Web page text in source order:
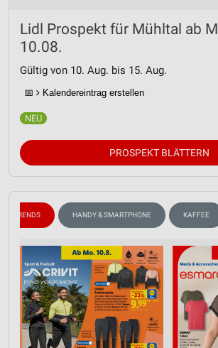
Lidl Prospekt für Mühltal ab
10.08.
Gültig von 10. Aug. bis 15. Aug.
📅 Kalendereintrag erstellen
PROSPEKT BLÄTTERN
HANDY & SMARTPHONE KAFFEE